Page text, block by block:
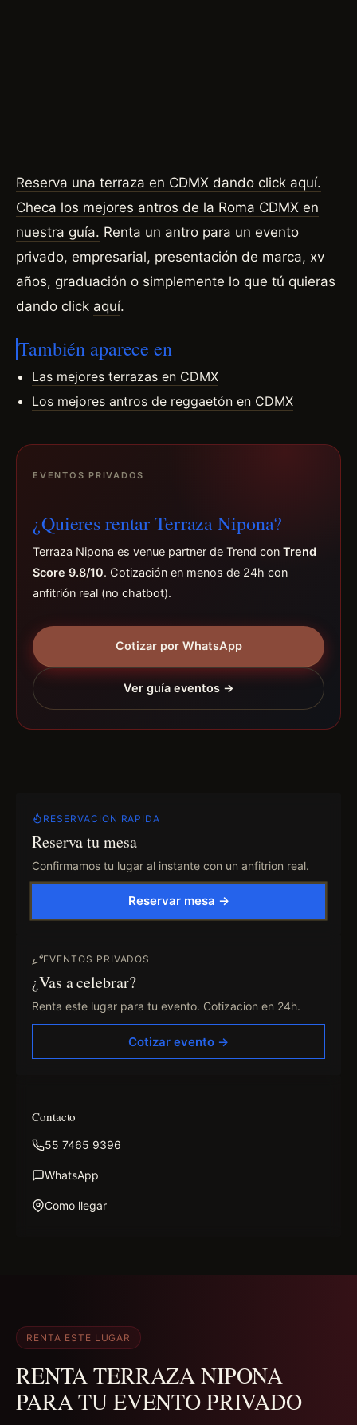
Reserva una terraza en CDMX dando click aquí.
Checa los mejores antros de la Roma CDMX en
nuestra guía. Renta un antro para un evento
privado, empresarial, presentación de marca, xv
años, graduación o simplemente lo que tú quieras
dando click aquí.
También aparece en
Las mejores terrazas en CDMX
Los mejores antros de reggaetón en CDMX
EVENTOS PRIVADOS
¿Quieres rentar Terraza Nipona?
Terraza Nipona es venue partner de Trend con Trend
Score 9.8/10. Cotización en menos de 24h con
anfitrión real (no chatbot).
Cotizar por WhatsApp
Ver guía eventos →
RESERVACION RAPIDA
Reserva tu mesa
Confirmamos tu lugar al instante con un anfitrion real.
Reservar mesa →
EVENTOS PRIVADOS
¿Vas a celebrar?
Renta este lugar para tu evento. Cotizacion en 24h.
Cotizar evento →
Contacto
55 7465 9396
WhatsApp
Como llegar
RENTA ESTE LUGAR
RENTA TERRAZA NIPONA
PARA TU EVENTO PRIVADO